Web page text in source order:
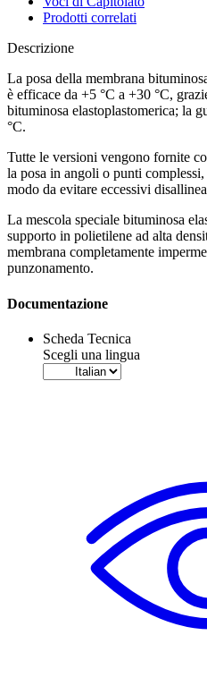
Prodotti correlati
Descrizione
La posa della membrana
è efficace da +5 °C a +30 °C,
bituminosa elastoplastomerica; la
°C.
Tutte le versioni vengono fornite
la posa in angoli o punti
modo da evitare eccessivi
La mescola speciale bituminosa
supporto in polietilene ad alta
membrana completamente
punzonamento.
Documentazione
Scheda Tecnica
Scegli una lingua